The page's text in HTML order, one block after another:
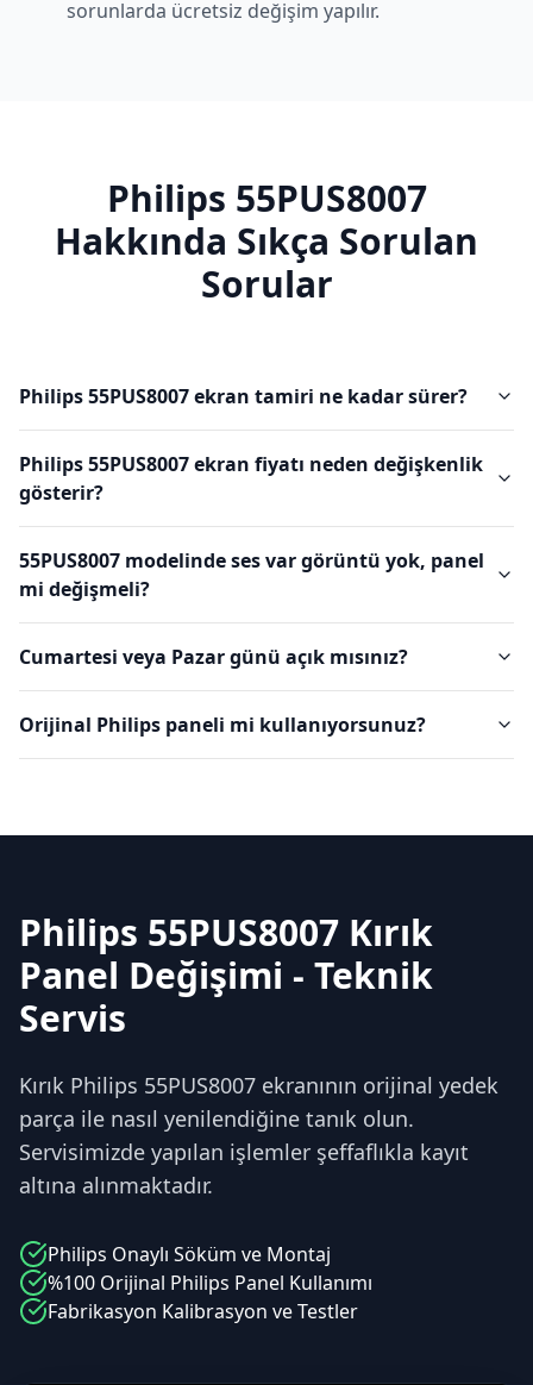
sorunlarda ücretsiz değişim yapılır.
Philips 55PUS8007
Hakkında Sıkça Sorulan
Sorular
Philips 55PUS8007 ekran tamiri ne kadar sürer?
Philips 55PUS8007 ekran fiyatı neden değişkenlik
gösterir?
55PUS8007 modelinde ses var görüntü yok, panel
mi değişmeli?
Cumartesi veya Pazar günü açık mısınız?
Orijinal Philips paneli mi kullanıyorsunuz?
Philips 55PUS8007 Kırık
Panel Değişimi - Teknik
Servis
Kırık Philips 55PUS8007 ekranının orijinal yedek
parça ile nasıl yenilendiğine tanık olun.
Servisimizde yapılan işlemler şeffaflıkla kayıt
altına alınmaktadır.
Philips Onaylı Söküm ve Montaj
%100 Orijinal Philips Panel Kullanımı
Fabrikasyon Kalibrasyon ve Testler